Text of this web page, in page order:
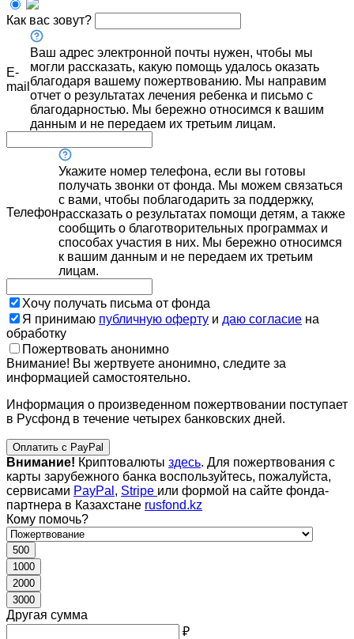
Как вас зовут?
E-
mail
Ваш адрес электронной почты нужен, чтобы мы
могли рассказать, какую помощь удалось оказать
благодаря вашему пожертвованию. Мы направим
отчет о результатах лечения ребенка и письмо с
благодарностью. Мы бережно относимся к вашим
данным и не передаем их третьим лицам.
Телефон
Укажите номер телефона, если вы готовы
получать звонки от фонда. Мы можем связаться
с вами, чтобы поблагодарить за поддержку,
рассказать о результатах помощи детям, а также
сообщить о благотворительных программах и
способах участия в них. Мы бережно относимся
к вашим данным и не передаем их третьим
лицам.
Хочу получать письма от фонда
Я принимаю публичную оферту и даю согласие на
обработку
Пожертвовать анонимно
Внимание! Вы жертвуете анонимно, следите за
информацией самостоятельно.
Информация о произведенном пожертвовании поступает
в Русфонд в течение четырех банковских дней.
Оплатить с PayPal
Внимание! Криптовалюты здесь. Для пожертвования с
карты зарубежного банка воспользуйтесь, пожалуйста,
сервисами PayPal , Stripe или формой на сайте фонда-
партнера в Казахстане rusfond.kz
Кому помочь?
500
1000
2000
3000
Другая сумма
₽